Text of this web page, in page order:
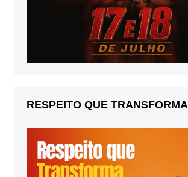
RESPEITO QUE TRANSFORMA